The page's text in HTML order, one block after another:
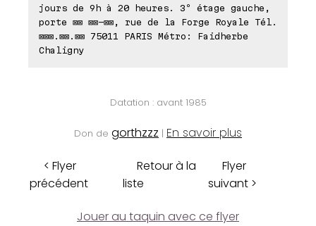
jours de 9h à 20 heures. 3º étage gauche,
porte ⊠⊠ ⊠⊠-⊠⊠, rue de la Forge Royale Tél.
⊠⊠⊠.⊠⊠.⊠⊠ 75011 PARIS Métro: Faidherbe
Chaligny
Datation : avant 1985
Don de gorthzzz | En savoir plus
< Flyer
précédent
Retour à la
liste
Flyer
suivant >
Jouer au taquin avec ce flyer